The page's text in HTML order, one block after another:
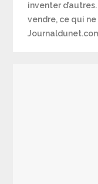
inventer
vendre, ce qui